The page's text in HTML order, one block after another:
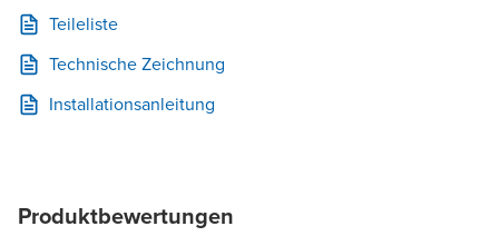
Teileliste
Technische Zeichnung
Installationsanleitung
Produktbewertungen